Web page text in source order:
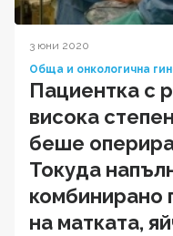
3 юни 2020
Обща и онкологична
Пациентка с
висока
беше
Токуда
комбинирано
на матката,